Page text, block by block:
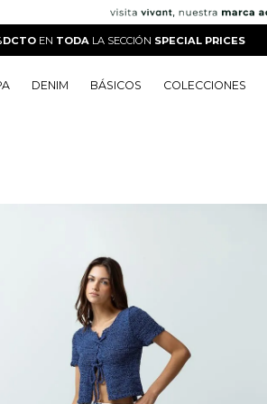
EN TODA LA SECCIÓN SPECIAL PRICES
DENIM BÁSICOS COLECCIONES